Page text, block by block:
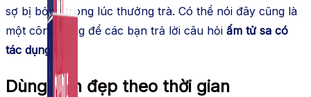
sợ bị bỏng trong lúc thưởng trà. Có thể nói đây cũng là
một công dụng để các bạn trả lời câu hỏi ấm tử sa có
tác dụng gì
Dùng bền đẹp theo thời gian